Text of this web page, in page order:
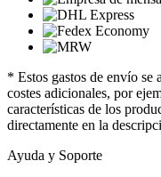
* Estos gastos de envío se
costes adicionales, por
características de los
directamente en la
Ayuda y Soporte